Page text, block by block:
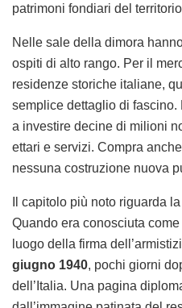
patrimoni fondiari del
Nelle sale della dimora
ospiti di alto rango. Per il
residenze storiche italiane,
semplice dettaglio di
a investire decine di milioni
ettari e servizi. Compra
nessuna costruzione nuova
Il capitolo più noto riguarda
Quando era conosciuta come
luogo della firma
giugno 1940, pochi giorni
dell’Italia. Una pagina